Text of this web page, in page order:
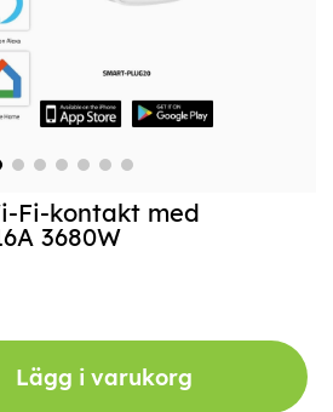
Fi-kontakt med
3680W
Lägg i varukorg